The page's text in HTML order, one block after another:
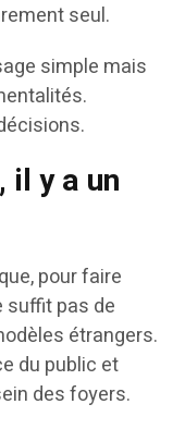
seul.
simple mais
il y a un
pour faire
suffit pas de
étrangers.
du public et
des foyers.